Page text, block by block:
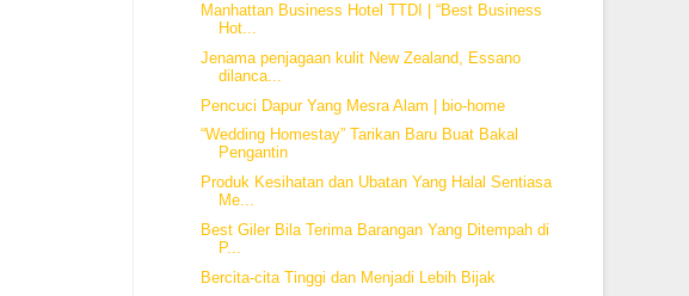
Manhattan Business Hotel TTDI | “Best Business
Hot...
Jenama penjagaan kulit New Zealand, Essano
dilanca...
Pencuci Dapur Yang Mesra Alam | bio-home
“Wedding Homestay” Tarikan Baru Buat Bakal
Pengantin
Produk Kesihatan dan Ubatan Yang Halal Sentiasa
Me...
Best Giler Bila Terima Barangan Yang Ditempah di
P...
Bercita-cita Tinggi dan Menjadi Lebih Bijak